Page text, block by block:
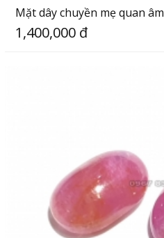
Mặt dây chuyền mẹ quan âm
1,400,000 đ